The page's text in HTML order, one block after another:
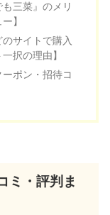
三菜』のメリ
】
のサイトで購入
択の理由】
ーポン・招待コ
ミ・評判ま